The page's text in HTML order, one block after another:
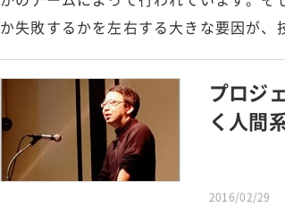
か失敗するかを左右する大きな要因が
プロジ
く人間
2016/02/29